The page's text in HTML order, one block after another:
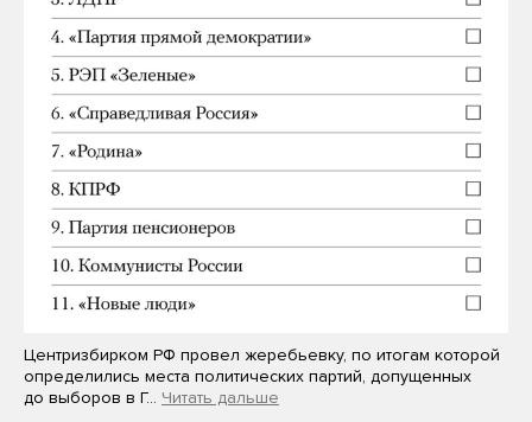
Центризбирком РФ провел жеребьевку, по итогам которой
определились места политических партий, допущенных
до выборов в Г… Читать дальше